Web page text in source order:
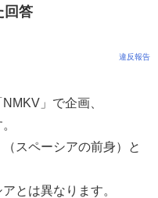
回答
違反報告
」で企画、
スペーシアの前身）と
とは異なります。